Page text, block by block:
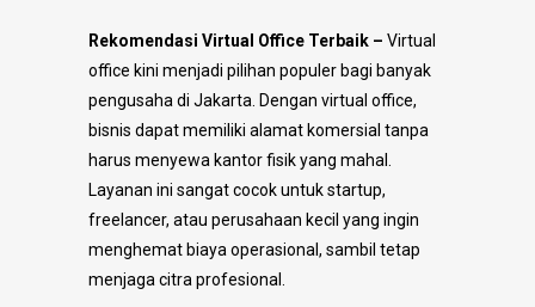
Rekomendasi Virtual Office Terbaik – Virtual
office kini menjadi pilihan populer bagi banyak
pengusaha di Jakarta. Dengan virtual office,
bisnis dapat memiliki alamat komersial tanpa
harus menyewa kantor fisik yang mahal.
Layanan ini sangat cocok untuk startup,
freelancer, atau perusahaan kecil yang ingin
menghemat biaya operasional, sambil tetap
menjaga citra profesional.